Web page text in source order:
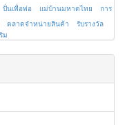
ปั่นเพื่อพ่อ แม่บ้านมหาดไทย
การ
ตลาดจำหน่ายสินค้า
รับรางวัล
ม